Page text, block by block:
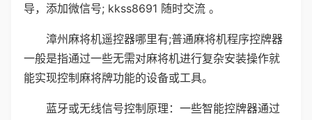
导，添加微信号; kkss8691 随时交流 。
漳州麻将机遥控器哪里有;普通麻将机程序控牌器
一般是指通过一些无需对麻将机进行复杂安装操作就
能实现控制麻将牌功能的设备或工具。
蓝牙或无线信号控制原理：一些智能控牌器通过